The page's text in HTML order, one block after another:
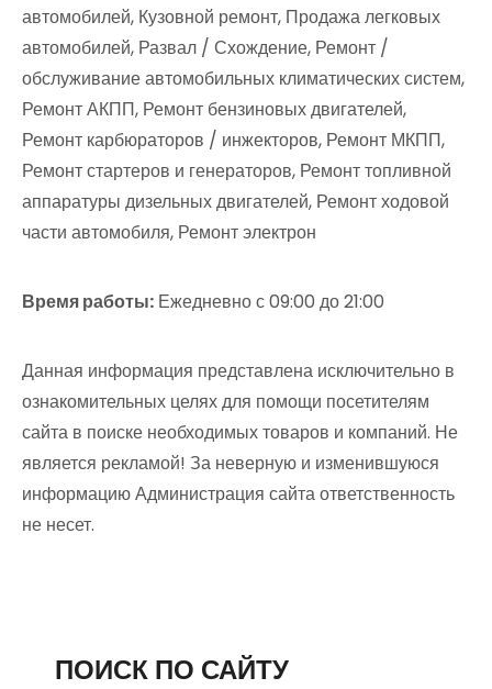
автомобилей, Кузовной ремонт, Продажа легковых
автомобилей, Развал / Схождение, Ремонт /
обслуживание автомобильных климатических систем,
Ремонт АКПП, Ремонт бензиновых двигателей,
Ремонт карбюраторов / инжекторов, Ремонт МКПП,
Ремонт стартеров и генераторов, Ремонт топливной
аппаратуры дизельных двигателей, Ремонт ходовой
части автомобиля, Ремонт электрон
Время работы: Ежедневно с 09:00 до 21:00
Данная информация представлена исключительно в
ознакомительных целях для помощи посетителям
сайта в поиске необходимых товаров и компаний. Не
является рекламой! За неверную и изменившуюся
информацию Администрация сайта ответственность
не несет.
ПОИСК ПО САЙТУ